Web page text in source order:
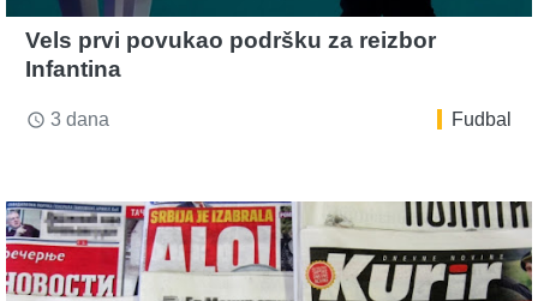
Vels prvi povukao podršku za reizbor
Infantina
access_time 3 dana Fudbal